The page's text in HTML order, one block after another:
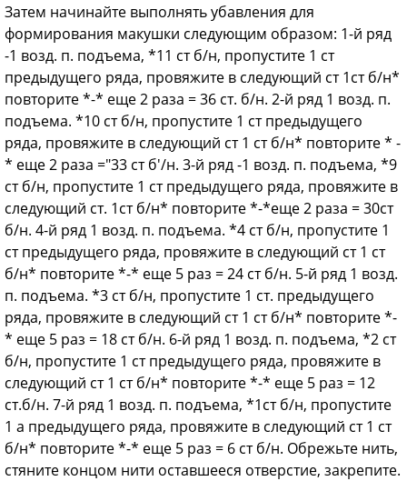
Затем начинайте выполнять убавления для
формирования макушки следующим образом: 1-й ряд
-1 возд. п. подъема, *11 ст б/н, пропустите 1 ст
предыдущего ряда, провяжите в следующий ст 1ст б/н*
повторите *-* еще 2 раза = 36 ст. б/н. 2-й ряд 1 возд. п.
подъема. *10 ст б/н, пропустите 1 ст предыдущего
ряда, провяжите в следующий ст 1 ст б/н* повторите * -
* еще 2 раза ="33 ст б'/н. 3-й ряд -1 возд. п. подъема, *9
ст б/н, пропустите 1 ст предыдущего ряда, провяжите в
следующий ст. 1ст б/н* повторите *-*еще 2 раза = 30ст
б/н. 4-й ряд 1 возд. п. подъема. *4 ст б/н, пропустите 1
ст предыдущего ряда, провяжите в следующий ст 1 ст
б/н* повторите *-* еще 5 раз = 24 ст б/н. 5-й ряд 1 возд.
п. подъема. *3 ст б/н, пропустите 1 ст. предыдущего
ряда, провяжите в следующий ст 1 ст б/н* повторите *-
* еще 5 раз = 18 ст б/н. 6-й ряд 1 возд. п. подъема, *2 ст
б/н, пропустите 1 ст предыдущего ряда, провяжите в
следующий ст 1 ст б/н* повторите *-* еще 5 раз = 12
ст.б/н. 7-й ряд 1 возд. п. подъема, *1ст б/н, пропустите
1 а предыдущего ряда, провяжите в следующий ст 1 ст
б/н* повторите *-* еще 5 раз = 6 ст б/н. Обрежьте нить,
стяните концом нити оставшееся отверстие, закрепите.